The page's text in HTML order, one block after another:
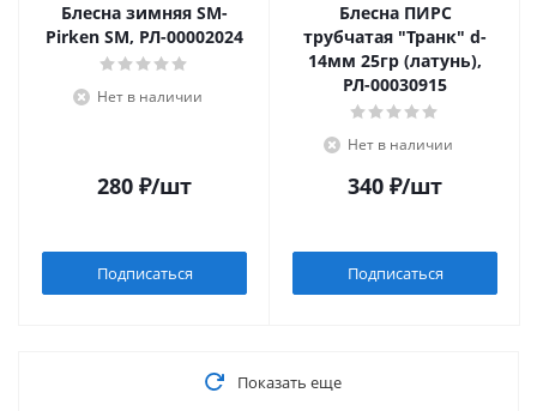
Блесна зимняя SM-
Pirken SM, РЛ-00002024
Нет в наличии
280 ₽/шт
Подписаться
Блесна ПИРС
трубчатая "Транк" d-
14мм 25гр (латунь),
РЛ-00030915
Нет в наличии
340 ₽/шт
Подписаться
Показать еще